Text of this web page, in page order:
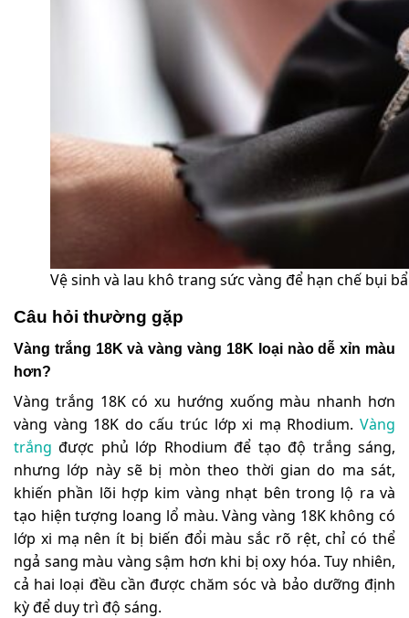
Vệ sinh và lau khô trang sức vàng để hạn chế bụi
Câu hỏi thường gặp
Vàng trắng 18K và vàng vàng 18K loại nào dễ xỉn màu
hơn?
Vàng trắng 18K có xu hướng xuống màu nhanh hơn
vàng vàng 18K do cấu trúc lớp xi mạ Rhodium. Vàng
trắng được phủ lớp Rhodium để tạo độ trắng sáng,
nhưng lớp này sẽ bị mòn theo thời gian do ma sát,
khiến phần lõi hợp kim vàng nhạt bên trong lộ ra và
tạo hiện tượng loang lổ màu. Vàng vàng 18K không có
lớp xi mạ nên ít bị biến đổi màu sắc rõ rệt, chỉ có thể
ngả sang màu vàng sậm hơn khi bị oxy hóa. Tuy nhiên,
cả hai loại đều cần được chăm sóc và bảo dưỡng định
kỳ để duy trì độ sáng.